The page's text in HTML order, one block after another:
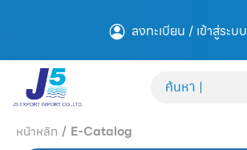
ลงทะเบียน / เข้าสู่ระบบ
หน้าหลัก / E-Catalog